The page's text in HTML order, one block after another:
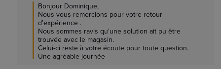
Bonjour Dominique,
Nous vous remercions pour votre retour
d'expérience .
Nous sommes ravis qu'une solution ait pu être
trouvée avec le magasin.
Celui-ci reste à votre écoute pour toute question.
Une agréable journée